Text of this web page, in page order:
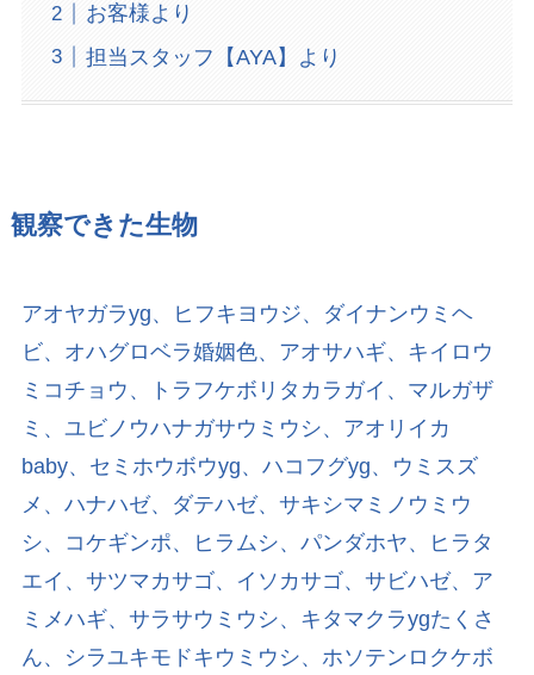
お客様より
担当スタッフ【AYA】より
観察できた生物
アオヤガラyg、ヒフキヨウジ、ダイナンウミヘ
ビ、オハグロベラ婚姻色、アオサハギ、キイロウ
ミコチョウ、トラフケボリタカラガイ、マルガザ
ミ、ユビノウハナガサウミウシ、アオリイカ
baby、セミホウボウyg、ハコフグyg、ウミスズ
メ、ハナハゼ、ダテハゼ、サキシマミノウミウ
シ、コケギンポ、ヒラムシ、パンダホヤ、ヒラタ
エイ、サツマカサゴ、イソカサゴ、サビハゼ、ア
ミメハギ、サラサウミウシ、キタマクラygたくさ
ん、シラユキモドキウミウシ、ホソテンロクケボ